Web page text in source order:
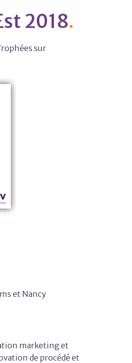
2018
sur
et Nancy
marketing et
de procédé et